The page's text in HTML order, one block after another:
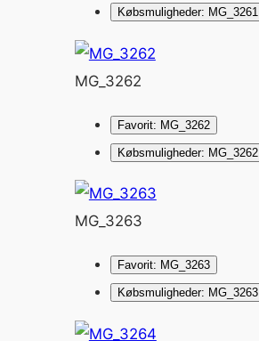
Købsmuligheder: MG_3261
MG_3262
Favorit: MG_3262
Købsmuligheder: MG_3262
MG_3263
Favorit: MG_3263
Købsmuligheder: MG_3263